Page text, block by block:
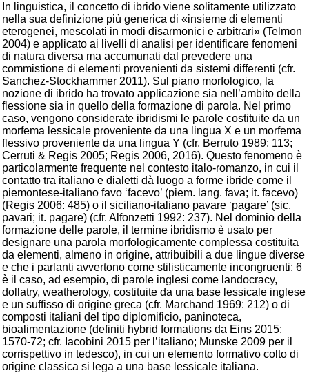
In linguistica, il concetto di ibrido viene solitamente utilizzato
nella sua definizione più generica di «insieme di elementi
eterogenei, mescolati in modi disarmonici e arbitrari» (Telmon
2004) e applicato ai livelli di analisi per identificare fenomeni
di natura diversa ma accumunati dal prevedere una
commistione di elementi provenienti da sistemi differenti (cfr.
Sanchez-Stockhammer 2011). Sul piano morfologico, la
nozione di ibrido ha trovato applicazione sia nell’ambito della
flessione sia in quello della formazione di parola. Nel primo
caso, vengono considerate ibridismi le parole costituite da un
morfema lessicale proveniente da una lingua X e un morfema
flessivo proveniente da una lingua Y (cfr. Berruto 1989: 113;
Cerruti & Regis 2005; Regis 2006, 2016). Questo fenomeno è
particolarmente frequente nel contesto italo-romanzo, in cui il
contatto tra italiano e dialetti dà luogo a forme ibride come il
piemontese-italiano favo ‘facevo’ (piem. lang. fava; it. facevo)
(Regis 2006: 485) o il siciliano-italiano pavare ‘pagare’ (sic.
pavari; it. pagare) (cfr. Alfonzetti 1992: 237). Nel dominio della
formazione delle parole, il termine ibridismo è usato per
designare una parola morfologicamente complessa costituita
da elementi, almeno in origine, attribuibili a due lingue diverse
e che i parlanti avvertono come stilisticamente incongruenti: 6
è il caso, ad esempio, di parole inglesi come landocracy,
dollatry, weatherology, costituite da una base lessicale inglese
e un suffisso di origine greca (cfr. Marchand 1969: 212) o di
composti italiani del tipo diplomificio, paninoteca,
bioalimentazione (definiti hybrid formations da Eins 2015:
1570-72; cfr. Iacobini 2015 per l’italiano; Munske 2009 per il
corrispettivo in tedesco), in cui un elemento formativo colto di
origine classica si lega a una base lessicale italiana.